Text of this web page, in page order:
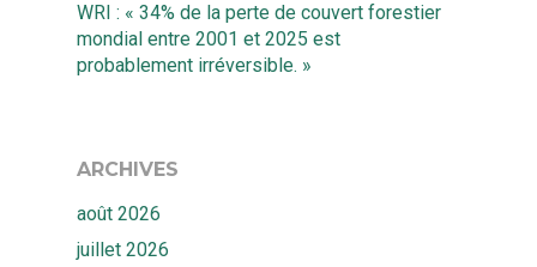
WRI : « 34% de la perte de couvert forestier
mondial entre 2001 et 2025 est
probablement irréversible. »
ARCHIVES
août 2026
juillet 2026